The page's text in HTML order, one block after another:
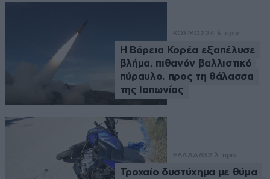
ΚΟΣΜΟΣ24 λ. πριν
Η Βόρεια Κορέα εξαπέλυσε
βλήμα, πιθανόν βαλλιστικό
πύραυλο, προς τη θάλασσα
της Ιαπωνίας
ΕΛΛΑΔΑ32 λ. πριν
Τροχαίο δυστύχημα με θύμα